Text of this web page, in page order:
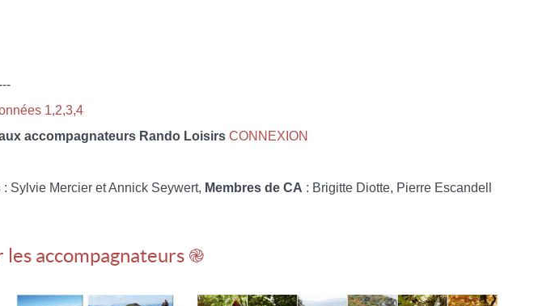
1,2,3,4
accompagnateurs Rando Loisirs CONNEXION
: Sylvie Mercier et Annick Seywert, Membres de CA : Brigitte Diotte, Pierre Escandell
accompagnateurs ֎